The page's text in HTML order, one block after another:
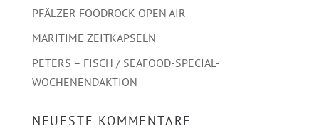
PFÄLZER FOODROCK OPEN AIR
MARITIME ZEITKAPSELN
PETERS – FISCH / SEAFOOD-SPECIAL-
WOCHENENDAKTION
NEUESTE KOMMENTARE